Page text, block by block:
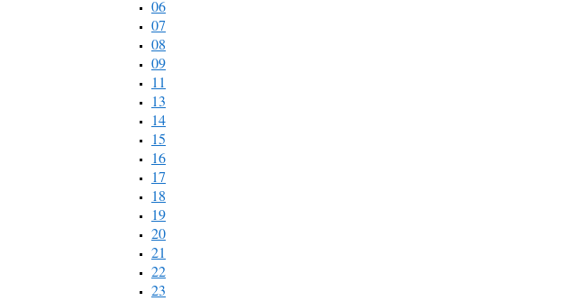
06
07
08
09
11
13
14
15
16
17
18
19
20
21
22
23